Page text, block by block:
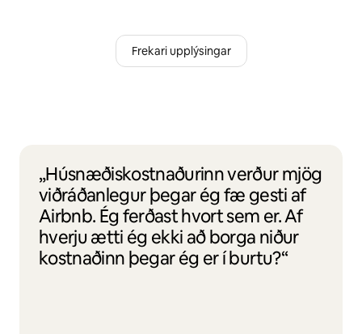
Frekari upplýsingar
„Húsnæðiskostnaðurinn verður mjög
viðráðanlegur þegar ég fæ gesti af
Airbnb. Ég ferðast hvort sem er. Af
hverju ætti ég ekki að borga niður
kostnaðinn þegar ég er í burtu?“